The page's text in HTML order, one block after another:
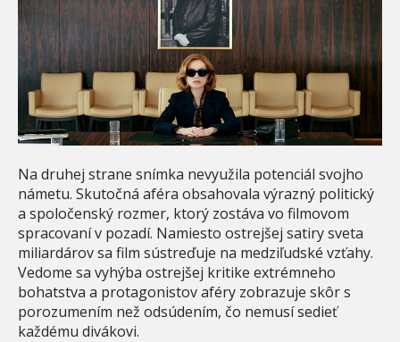
Na druhej strane snímka nevyužila potenciál svojho
námetu. Skutočná aféra obsahovala výrazný politický
a spoločenský rozmer, ktorý zostáva vo filmovom
spracovaní v pozadí. Namiesto ostrejšej satiry sveta
miliardárov sa film sústreďuje na medziľudské vzťahy.
Vedome sa vyhýba ostrejšej kritike extrémneho
bohatstva a protagonistov aféry zobrazuje skôr s
porozumením než odsúdením, čo nemusí sedieť
každému divákovi.